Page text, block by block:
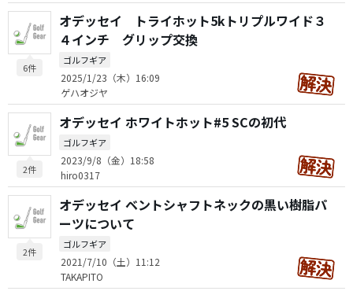
6件
オデッセイ トライホット5kトリプルワイド３
４インチ グリップ交換
ゴルフギア
2025/1/23（木）16:09
ゲハオジヤ
2件
オデッセイ ホワイトホット#5 SCの初代
ゴルフギア
2023/9/8（金）18:58
hiro0317
2件
オデッセイ ベントシャフトネックの黒い樹脂パ
ーツについて
ゴルフギア
2021/7/10（土）11:12
TAKAPITO